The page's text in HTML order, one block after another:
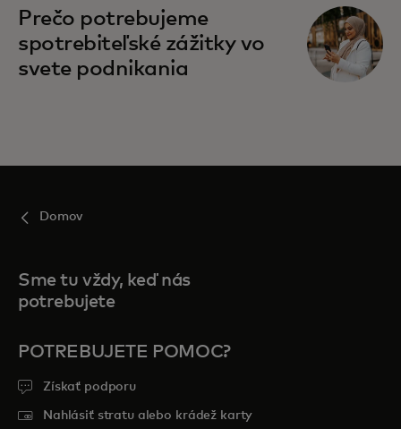
Prečo potrebujeme
spotrebiteľské zážitky vo
svete podnikania
Domov
Sme tu vždy, keď nás
potrebujete
POTREBUJETE POMOC?
Získať podporu
Nahlásiť stratu alebo krádež karty